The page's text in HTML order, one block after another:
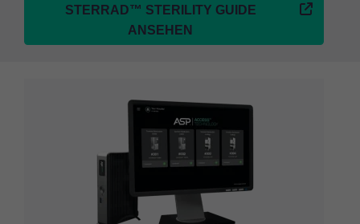
STERRAD™ STERILITY GUIDE
ANSEHEN